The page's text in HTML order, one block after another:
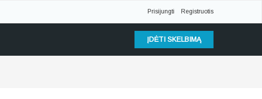
Prisijungti Registruotis
ĮDĖTI SKELBIMĄ